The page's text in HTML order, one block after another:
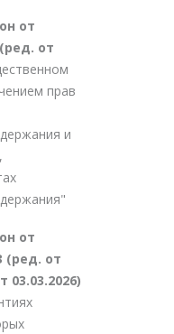
от
от
прав
и
от
(ред. от
03.03.2026)